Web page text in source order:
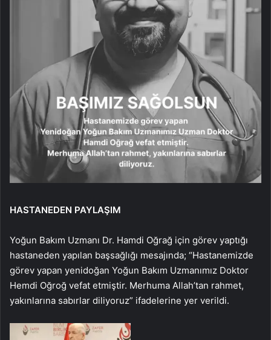
HASTANEDEN PAYLAŞIM
Yoğun Bakım Uzmanı Dr. Hamdi Oğrağ için görev yaptığı
hastaneden yapılan başsağlığı mesajında; “Hastanemizde
görev yapan yenidoğan Yoğun Bakım Uzmanımız Doktor
Hemdi Oğroğ vefat etmiştir. Merhuma Allah’tan rahmet,
yakınlarına sabırlar diliyoruz” ifadelerine yer verildi.